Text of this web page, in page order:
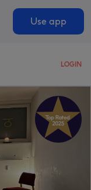
Use app
LOGIN